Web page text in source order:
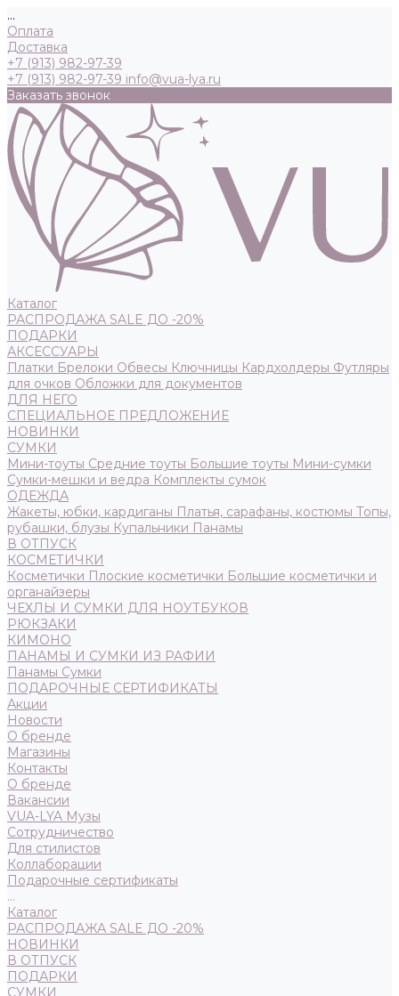
...
Оплата
Доставка
+7 (913) 982-97-39
+7 (913) 982-97-39 info@vua-lya.ru
Заказать звонок
Каталог
РАСПРОДАЖА SALE ДО -20%
ПОДАРКИ
АКСЕССУАРЫ
Платки Брелоки Обвесы Ключницы Кардхолдеры Футляры
для очков Обложки для документов
ДЛЯ НЕГО
СПЕЦИАЛЬНОЕ ПРЕДЛОЖЕНИЕ
НОВИНКИ
СУМКИ
Мини-тоуты Средние тоуты Большие тоуты Мини-сумки
Сумки-мешки и ведра Комплекты сумок
ОДЕЖДА
Жакеты, юбки, кардиганы Платья, сарафаны, костюмы Топы,
рубашки, блузы Купальники Панамы
В ОТПУСК
КОСМЕТИЧКИ
Косметички Плоские косметички Большие косметички и
органайзеры
ЧЕХЛЫ И СУМКИ ДЛЯ НОУТБУКОВ
РЮКЗАКИ
КИМОНО
ПАНАМЫ И СУМКИ ИЗ РАФИИ
Панамы Сумки
ПОДАРОЧНЫЕ СЕРТИФИКАТЫ
Акции
Новости
О бренде
Магазины
Контакты
О бренде
Вакансии
VUA-LYA Музы
Сотрудничество
Для стилистов
Коллаборации
Подарочные сертификаты
...
Каталог
РАСПРОДАЖА SALE ДО -20%
НОВИНКИ
В ОТПУСК
ПОДАРКИ
СУМКИ